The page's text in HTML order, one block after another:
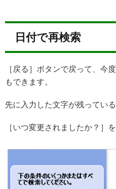
日付で再検索
［戻る］ボタンで戻って、今
もできます。
先に入力した文字が残ってい
［いつ変更されましたか？］